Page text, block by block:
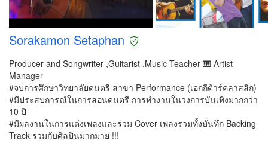
Sorakamon Setaphan
Producer and Songwriter ,Guitarist ,Music Teacher 🎹 Artist
Manager
#จบการศึกษาวิทยาลัยดนตรี สาขา Performance (เอกกีต้าร์คลาสสิก)
#มีประสบการณ์ในการสอนดนตรี การทำงานในวงการบันเทิงมากกว่า
10 ปี
#มีผลงานในการแต่งเพลงและร่วม Cover เพลงรวมทั้งบันทึก Backing
Track ร่วมกับศิลปินมากมาย !!!